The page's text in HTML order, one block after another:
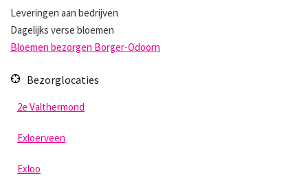
Leveringen aan bedrijven
Dagelijks verse bloemen
Bloemen bezorgen Borger-Odoorn
Bezorglocaties
2e Valthermond
Exloerveen
Exloo